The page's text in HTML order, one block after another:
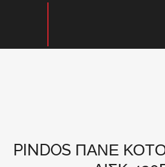
PINDOS ΠΑΝΕ